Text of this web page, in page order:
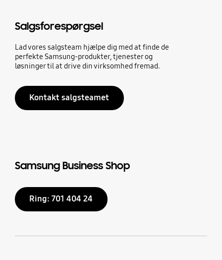
Salgsforespørgsel
Lad vores salgsteam hjælpe dig med at finde de
perfekte Samsung-produkter, tjenester og
løsninger til at drive din virksomhed fremad.
Kontakt salgsteamet
Samsung Business Shop
Ring: 701 404 24